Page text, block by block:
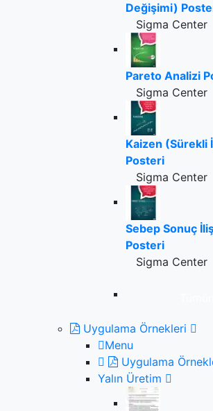
Değişimi)
Sigma Center
Pareto Analizi
Sigma Center
Kaizen (Sürekli
Posteri
Sigma Center
Sebep Sonuç
Posteri
Sigma Center
Uygulama Örnekleri
Menu
Uygulama
Yalın Üretim